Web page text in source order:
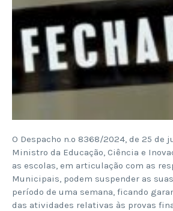
O Despacho n.º 8368/2024, de 25 de
Ministro da Educação, Ciência e
as escolas, em articulação com as
Municipais, podem suspender as
período de uma semana, ficando
das atividades relativas às provas